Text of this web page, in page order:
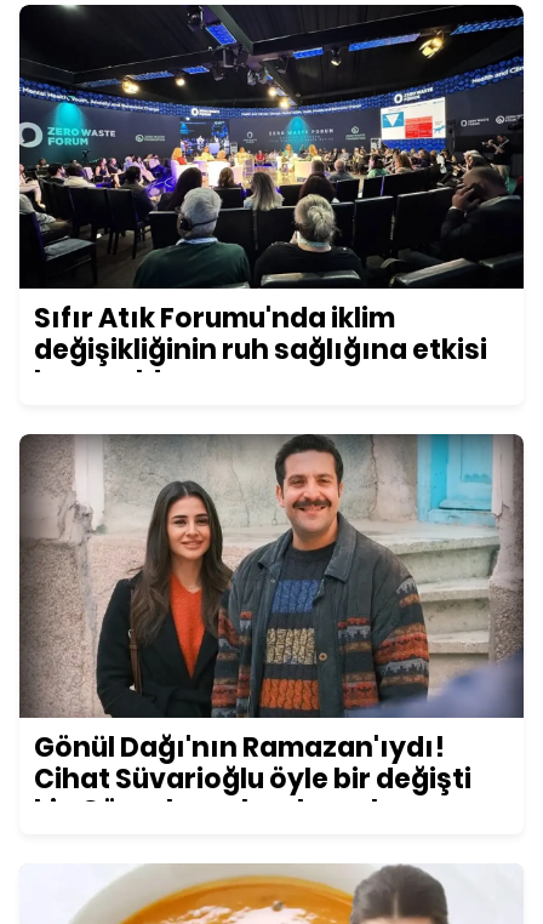
Sıfır Atık Forumu'nda iklim
değişikliğinin ruh sağlığına etkisi
konuşuldu
Gönül Dağı'nın Ramazan'ıydı!
Cihat Süvarioğlu öyle bir değişti
ki... Görenler şoke oluyor!